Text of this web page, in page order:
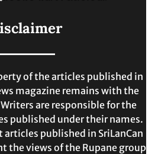
of the articles published in
magazine remains with the
are responsible for the
published under their names.
articles published in SriLanCan
the views of the Rupane group